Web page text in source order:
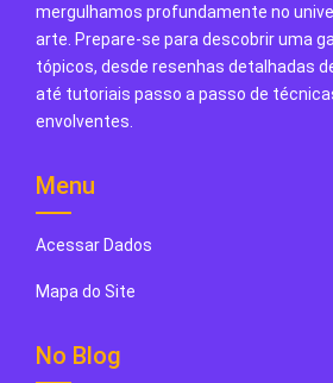
mergulhamos profundamente no
arte. Prepare-se para descobrir uma
tópicos, desde resenhas detalhadas
até tutoriais passo a passo de
envolventes.
Menu
Acessar Dados
Mapa do Site
No Blog